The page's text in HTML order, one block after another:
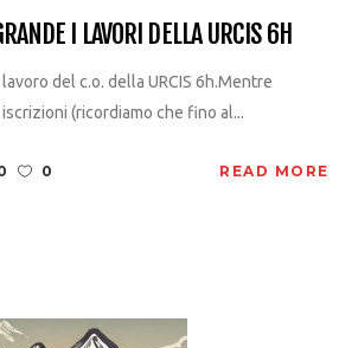
I LAVORI DELLA URCIS 6H
del c.o. della URCIS 6h.Mentre
(ricordiamo che fino al...
0 READ MORE